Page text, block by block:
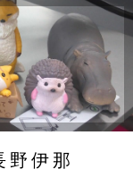
野伊那